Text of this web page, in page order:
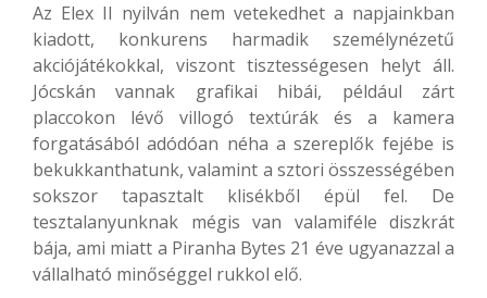
Az Elex II nyilván nem vetekedhet a napjainkban
kiadott, konkurens harmadik személynézetű
akciójátékokkal, viszont tisztességesen helyt áll.
Jócskán vannak grafikai hibái, például zárt
placcokon lévő villogó textúrák és a kamera
forgatásából adódóan néha a szereplők fejébe is
bekukkanthatunk, valamint a sztori összességében
sokszor tapasztalt klisékből épül fel. De
tesztalanyunknak mégis van valamiféle diszkrát
bája, ami miatt a Piranha Bytes 21 éve ugyanazzal a
vállalható minőséggel rukkol elő.